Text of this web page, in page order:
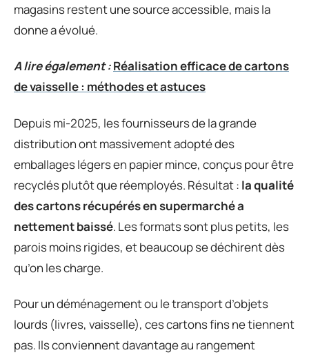
magasins restent une source accessible, mais la
donne a évolué.
A lire également :Réalisation efficace de cartons
de vaisselle : méthodes et astuces
Depuis mi-2025, les fournisseurs de la grande
distribution ont massivement adopté des
emballages légers en papier mince, conçus pour être
recyclés plutôt que réemployés. Résultat : la qualité
des cartons récupérés en supermarché a
nettement baissé. Les formats sont plus petits, les
parois moins rigides, et beaucoup se déchirent dès
qu’on les charge.
Pour un déménagement ou le transport d’objets
lourds (livres, vaisselle), ces cartons fins ne tiennent
pas. Ils conviennent davantage au rangement